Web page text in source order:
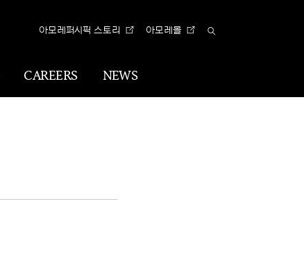
아모레퍼시픽 스토리 아모레몰
CI
CAREERS NEWS